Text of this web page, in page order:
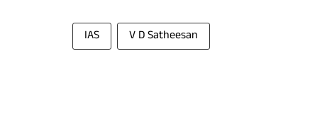
IAS V D Satheesan